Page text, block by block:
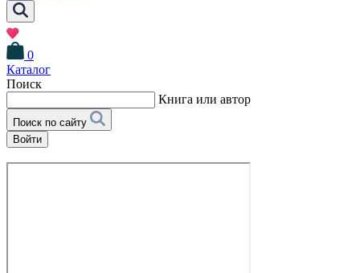
0
Каталог
Поиск
Книга или автор
Поиск по сайту
Войти